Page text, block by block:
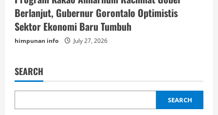
Berlanjut, Gubernur Gorontalo Optimistis
Sektor Ekonomi Baru Tumbuh
himpunan info July 27, 2026
SEARCH
SEARCH